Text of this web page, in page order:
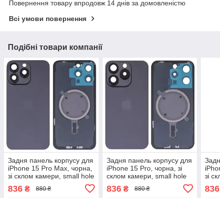
Повернення товару впродовж 14 днів за домовленістю
Всі умови повернення
Подібні товари компанії
Задня панель корпусу для
iPhone 15 Pro Max, чорна,
зі склом камери, small hole
836 ₴ 880 ₴
Задня панель корпусу для
iPhone 15 Pro, чорна, зі
склом камери, small hole
836₴ 880 ₴
зі
836